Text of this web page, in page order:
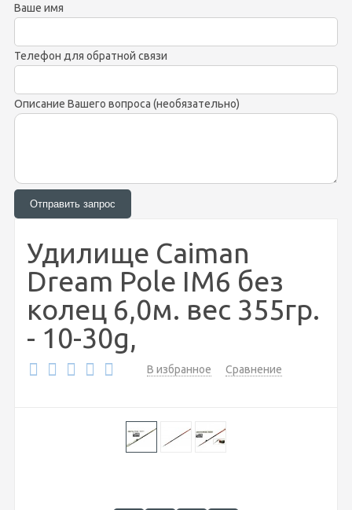
Ваше имя
Телефон для обратной связи
Описание Вашего вопроса (необязательно)
Удилище Caiman
Dream Pole IM6 без
колец 6,0м. вес 355гр.
- 10-30g,
В избранное Сравнение